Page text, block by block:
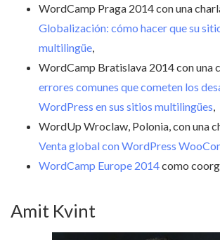
WordCamp Praga 2014 con una
Globalización: cómo hacer que su
multilingüe,
WordCamp Bratislava 2014 con una
errores comunes que cometen los
WordPress en sus sitios multilingües,
WordUp Wroclaw, Polonia, con una
Venta global con WordPress
WordCamp Europe 2014como
Amit Kvint